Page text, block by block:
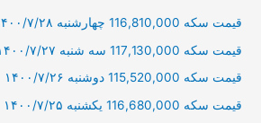
ب
ر
ا
قیمت سکه 116,810,000 چهارشنبه ۱۴۰۰/۷/۲۸
قیمت سکه 117,130,000 سه شنبه ۱۴۰۰/۷/۲۷
قیمت سکه 115,520,000 دوشنبه ۱۴۰۰/۷/۲۶
قیمت سکه 116,680,000 یکشنبه ۱۴۰۰/۷/۲۵